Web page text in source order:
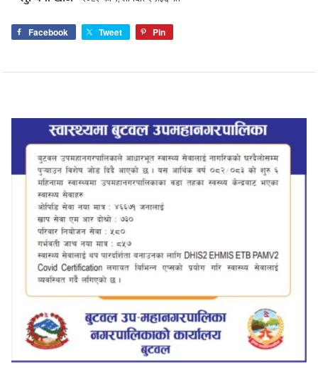
Facebook Tweet Pin